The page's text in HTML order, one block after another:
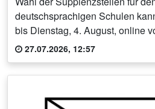
deutschsprachigen Schulen
bis Dienstag, 4. August, online
27.07.2026, 12:57